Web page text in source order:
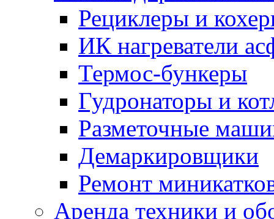
Рециклеры и
ИК нагреватели
Термос-бункеры
Гудронаторы и
Разметочные
Демаркировщики
Ремонт
Аренда техники и